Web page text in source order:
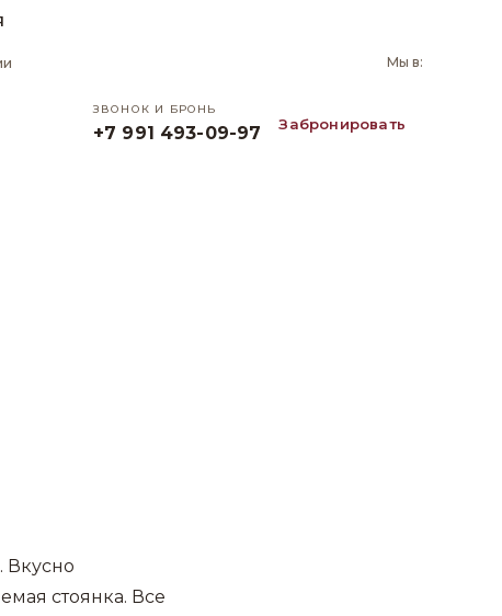
Мы в:
ЗВОНОК И БРОНЬ
+7 991 493-09-97 Забронировать
Вкусно
стоянка. Все